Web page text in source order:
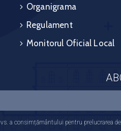
Organigrama
Regulament
Monitorul Oficial Local
a consimțământului pentru prelucrarea